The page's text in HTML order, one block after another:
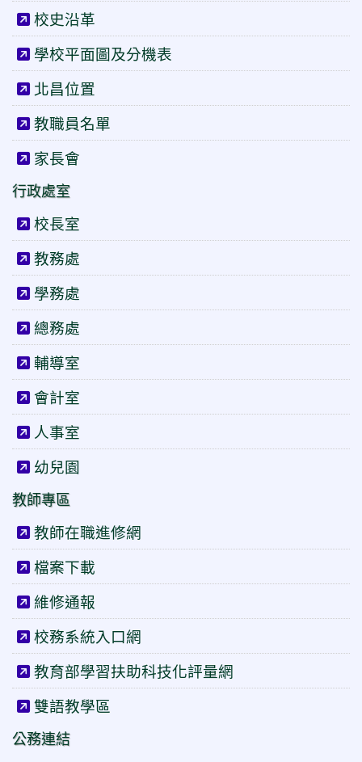
校史沿革
學校平面圖及分機表
北昌位置
教職員名單
家長會
行政處室
校長室
教務處
學務處
總務處
輔導室
會計室
人事室
幼兒園
教師專區
教師在職進修網
檔案下載
維修通報
校務系統入口網
教育部學習扶助科技化評量網
雙語教學區
公務連結